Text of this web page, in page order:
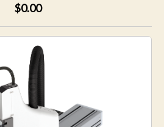
$0.00